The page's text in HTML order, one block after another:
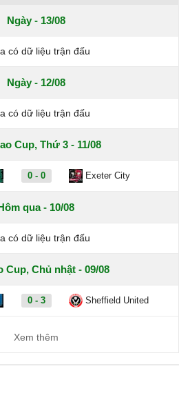
Ngày - 13/08
có dữ liệu trận đấu
Ngày - 12/08
có dữ liệu trận đấu
Cup, Thứ 3 - 11/08
0 - 0 Exeter City
qua - 10/08
có dữ liệu trận đấu
Cup, Chủ nhật - 09/08
0 - 3 Sheffield United
Xem thêm